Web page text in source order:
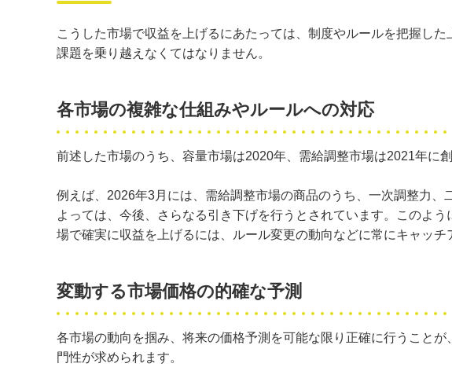
こうした市場で収益を上げるにあたっては、制度やルールを把握し
課題を乗り越えなくてはなりません。
各市場の複雑な仕組みやルールへの対応
前述した市場のうち、容量市場は2020年、需給調整市場は2021年に
例えば、2026年3月には、需給調整市場の商品のうち、一次調整力
よっては、今後、さらなる引き下げを行うとされています。このよ
場で確実に収益を上げるには、ルール変更の動向などに常にキャッチ
変動する市場価格の的確な予測
各市場の動向を掴み、将来の価格予測を可能な限り正確に行うこと
門性が求められます。